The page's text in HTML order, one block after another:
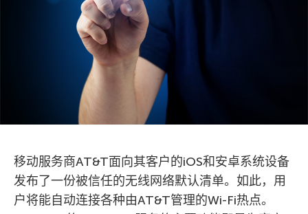
移动服务商AT&T面向其客户的iOS和安卓系统设备
发布了一份被信任的无线网络默认清单。如此，用
户将能自动连接各种由AT&T管理的Wi-Fi热点。